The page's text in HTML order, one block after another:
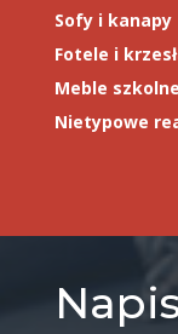
Sofy i kanapy
Fotele i
Meble szkolne
Nietypowe